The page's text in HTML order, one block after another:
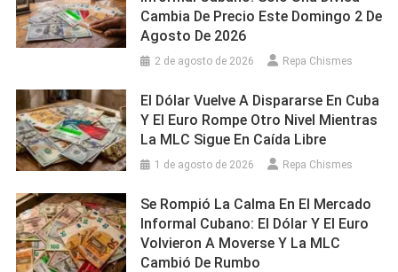
Cambia De Precio Este Domingo 2 De
Agosto De 2026
2 de agosto de 2026 Repa Chismes
El Dólar Vuelve A Dispararse En Cuba
Y El Euro Rompe Otro Nivel Mientras
La MLC Sigue En Caída Libre
1 de agosto de 2026 Repa Chismes
Se Rompió La Calma En El Mercado
Informal Cubano: El Dólar Y El Euro
Volvieron A Moverse Y La MLC
Cambió De Rumbo